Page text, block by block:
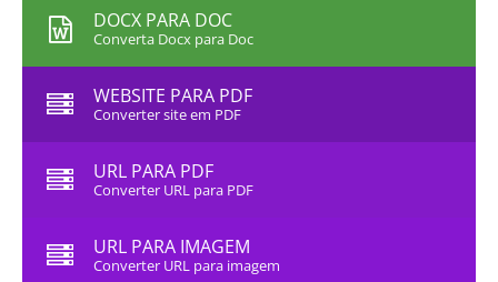
DOCX PARA DOC
Converta Docx para Doc
WEBSITE PARA PDF
Converter site em PDF
URL PARA PDF
Converter URL para PDF
URL PARA IMAGEM
Converter URL para imagem